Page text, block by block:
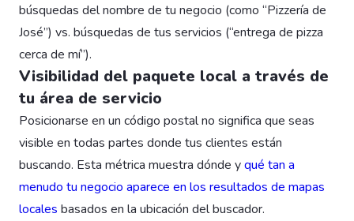
búsquedas del nombre de tu negocio (como “Pizzería de
José”) vs. búsquedas de tus servicios (“entrega de pizza
cerca de mí”).
Visibilidad del paquete local a través de
tu área de servicio
Posicionarse en un código postal no significa que seas
visible en todas partes donde tus clientes están
buscando. Esta métrica muestra dónde yqué tan a
menudo tu negocio aparece en los resultados de mapas
locales basados en la ubicación del buscador.